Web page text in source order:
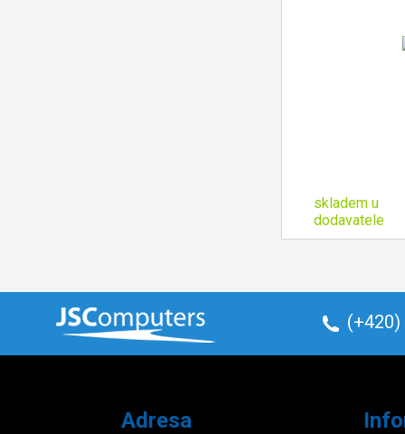
skladem u
dodavatele
(+420)
Adresa